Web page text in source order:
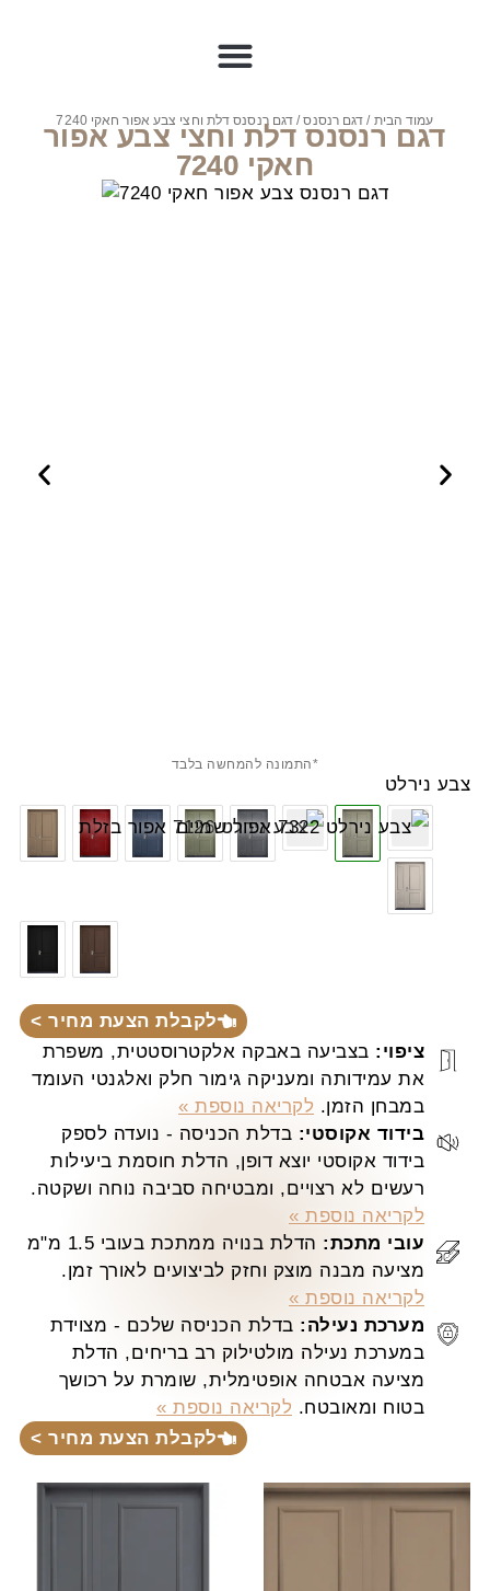
ציפוי: בצביעה באבקה אלקטרוסטטית, משפרת
את עמידותה ומעניקה גימור חלק ואלגנטי העומד
במבחן הזמן. לקריאה נוספת »
בידוד אקוסטי: בדלת הכניסה - נועדה לספק
בידוד אקוסטי יוצא דופן, הדלת חוסמת ביעילות
רעשים לא רצויים, ומבטיחה סביבה נוחה ושקטה.
לקריאה נוספת »
עובי מתכת:
הדלת בנויה ממתכת בעובי 1.5 מ"מ
מציעה מבנה מוצק וחזק לביצועים לאורך זמן.
לקריאה נוספת »
מערכת נעילה: בדלת הכניסה שלכם - מצוידת
במערכת נעילה מולטילוק רב בריחים, הדלת
מציעה אבטחה אופטימלית, שומרת על רכושך
בטוח ומאובטח. לקריאה נוספת »
לקבלת הצעת מחיר >
עמוד הבית / דגם רנסנס/ דגם רנסנס דלת וחצי צבע אפור חאקי 7240
דגם רנסנס דלת וחצי צבע אפור
חאקי 7240
*התמונה להמחשה בלבד
צבע נירלט
לקבלת הצעת מחיר >